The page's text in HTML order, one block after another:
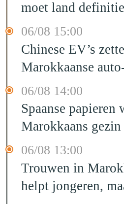
moet land
06/08 15:00
Chinese EV’s
Marokkaanse
06/08 14:00
Spaanse papieren
Marokkaans
06/08 13:00
Trouwen in
helpt jongeren,